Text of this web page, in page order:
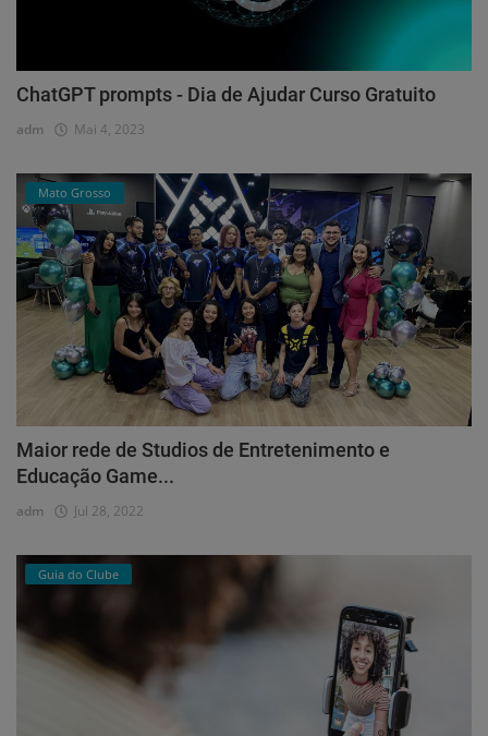
ChatGPT prompts - Dia de Ajudar Curso Gratuito
adm Mai 4, 2023
Mato Grosso
Maior rede de Studios de Entretenimento e
Educação Game...
adm Jul 28, 2022
Guia do Clube